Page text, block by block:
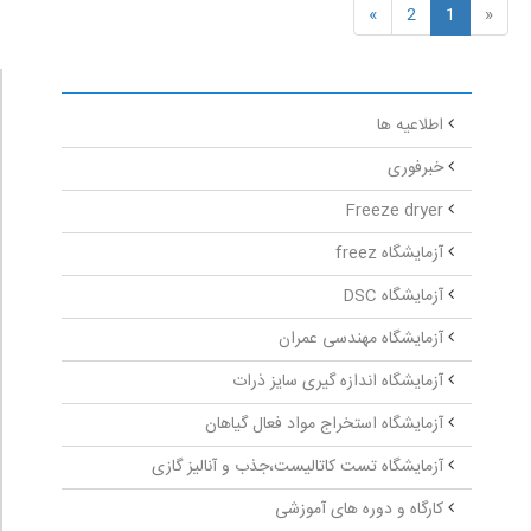
«
1
2
»
اطلاعیه ها
خبرفوری
Freeze dryer
آزمایشگاه freez
آزمایشگاه DSC
آزمایشگاه مهندسی عمران
آزمایشگاه اندازه گیری سایز ذرات
آزمایشگاه استخراج مواد فعال گیاهان
آزمایشگاه تست کاتالیست،جذب و آنالیز گازی
کارگاه و دوره های آموزشی